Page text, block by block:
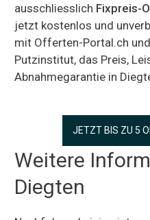
ausschliesslich Fixpreis-
jetzt kostenlos und
mit Offerten-Portal.ch
Putzinstitut, das Preis,
Abnahmegarantie in
JETZT BIS ZU 5
Weitere
Diegten